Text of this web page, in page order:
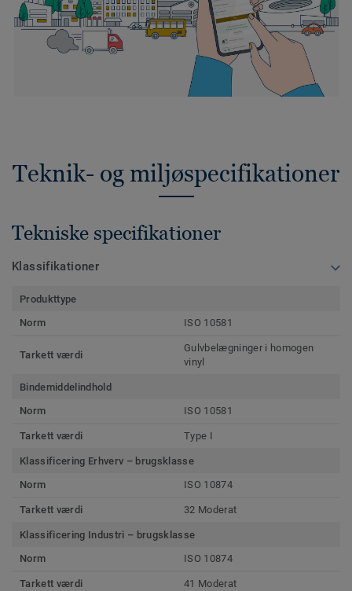
Teknik- og miljøspecifikationer
Tekniske specifikationer
Klassifikationer
Produkttype
Norm
ISO 10581
Tarkett værdi
Gulvbelægninger i homogen
vinyl
Bindemiddelindhold
Norm
ISO 10581
Tarkett værdi Type I
Klassificering Erhverv – brugsklasse
Norm
ISO 10874
Tarkett værdi 32 Moderat
Klassificering Industri – brugsklasse
Norm
ISO 10874
Tarkett værdi 41 Moderat